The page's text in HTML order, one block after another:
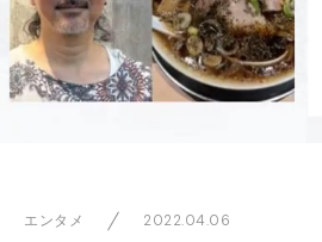
エンタメ 2022.04.06